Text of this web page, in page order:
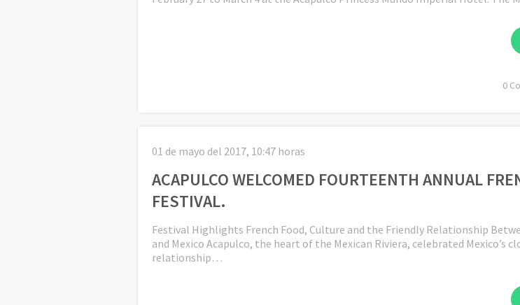
0
01 de mayo del 2017, 10:47 horas
ACAPULCO WELCOMED FOURTEENTH ANNUAL
FESTIVAL.
Festival Highlights French Food, Culture and the Friendly Relationship
and Mexico Acapulco, the heart of the Mexican Riviera, celebrated Mexico’s
relationship…